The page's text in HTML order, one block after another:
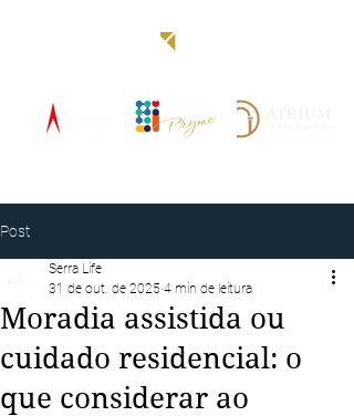
Post
Moradia assistida ou
cuidado residencial: o
que considerar ao
Serra Life
31 de out. de 2025 4 min de leitura